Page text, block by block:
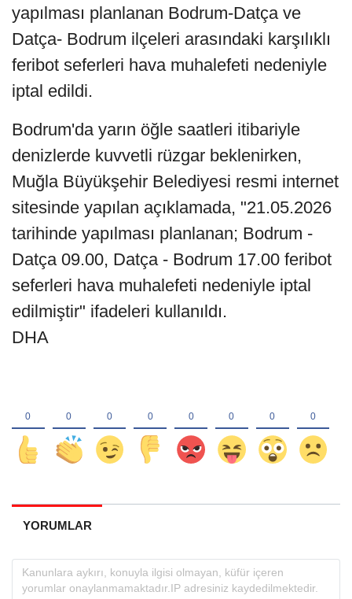
yapılması planlanan Bodrum-Datça ve
Datça- Bodrum ilçeleri arasındaki karşılıklı
feribot seferleri hava muhalefeti nedeniyle
iptal edildi.
Bodrum'da yarın öğle saatleri itibariyle
denizlerde kuvvetli rüzgar beklenirken,
Muğla Büyükşehir Belediyesi resmi internet
sitesinde yapılan açıklamada, "21.05.2026
tarihinde yapılması planlanan; Bodrum -
Datça 09.00, Datça - Bodrum 17.00 feribot
seferleri hava muhalefeti nedeniyle iptal
edilmiştir" ifadeleri kullanıldı.
DHA
YORUMLAR